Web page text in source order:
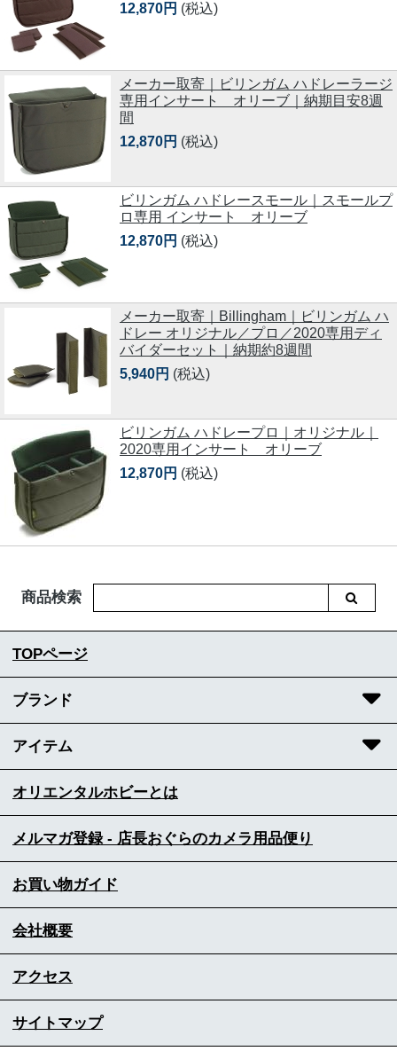
12,870円 (税込)
メーカー取寄｜ビリンガム ハドレーラージ
専用インサート オリーブ｜納期目安8週
間
12,870円 (税込)
ビリンガム ハドレースモール｜スモールプ
ロ専用 インサート オリーブ
12,870円 (税込)
メーカー取寄｜Billingham｜ビリンガム ハ
ドレー オリジナル／プロ／2020専用ディ
バイダーセット｜納期約8週間
5,940円 (税込)
ビリンガム ハドレープロ｜オリジナル｜
2020専用インサート オリーブ
12,870円 (税込)
商品検索
TOPページ
ブランド
アイテム
オリエンタルホビーとは
メルマガ登録 - 店長おぐらのカメラ用品便り
お買い物ガイド
会社概要
アクセス
サイトマップ